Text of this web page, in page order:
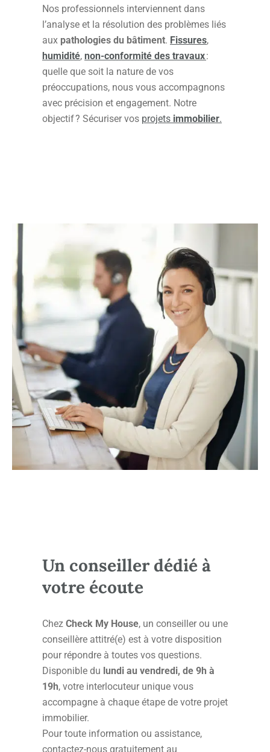
Nos professionnels interviennent dans
l’analyse et la résolution des problèmes liés
aux pathologies du bâtiment. Fissures,
humidité, non-conformité des travaux:
quelle que soit la nature de vos
préoccupations, nous vous accompagnons
avec précision et engagement. Notre
objectif ? Sécuriser vos projets immobilier.
Un conseiller dédié à
votre écoute
Chez Check My House, un conseiller ou une
conseillère attitré(e) est à votre disposition
pour répondre à toutes vos questions.
Disponible du lundi au vendredi, de 9h à
19h, votre interlocuteur unique vous
accompagne à chaque étape de votre projet
immobilier.
Pour toute information ou assistance,
contactez-nous gratuitement au